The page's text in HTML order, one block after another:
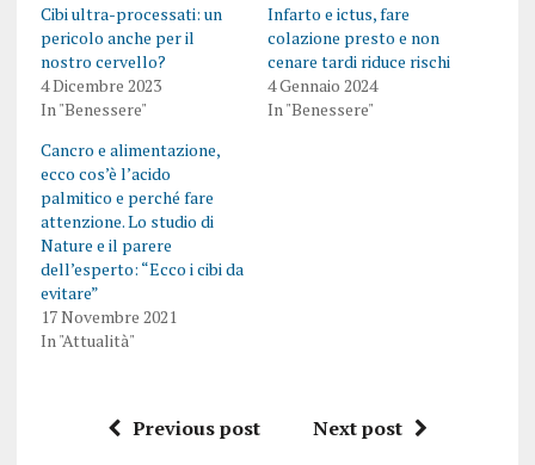
Cibi ultra-processati: un
pericolo anche per il
nostro cervello?
4 Dicembre 2023
In "Benessere"
Infarto e ictus, fare
colazione presto e non
cenare tardi riduce rischi
4 Gennaio 2024
In "Benessere"
Cancro e alimentazione,
ecco cos’è l’acido
palmitico e perché fare
attenzione. Lo studio di
Nature e il parere
dell’esperto: “Ecco i cibi da
evitare”
17 Novembre 2021
In "Attualità"
Previous post Next post